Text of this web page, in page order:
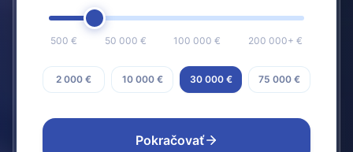
500 € 50 000 € 100 000 € 200 000+ €
2 000 € 10 000 € 30 000 € 75 000 €
Pokračovať